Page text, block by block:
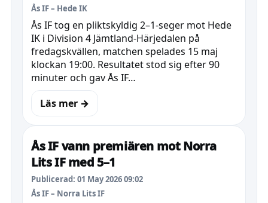
Ås IF – Hede IK
Ås IF tog en pliktskyldig 2–1-seger mot Hede
IK i Division 4 Jämtland-Härjedalen på
fredagskvällen, matchen spelades 15 maj
klockan 19:00. Resultatet stod sig efter 90
minuter och gav Ås IF…
Läs mer →
Ås IF vann premiären mot Norra
Lits IF med 5–1
Publicerad: 01 May 2026 09:02
Ås IF – Norra Lits IF